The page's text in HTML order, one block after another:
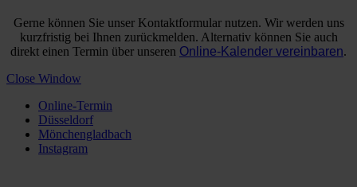
Gerne können Sie unser Kontaktformular nutzen. Wir werden uns
kurzfristig bei Ihnen zurückmelden. Alternativ können Sie auch
direkt einen Termin über unseren Online-Kalender vereinbaren.
Close Window
Online-Termin
Düsseldorf
Mönchengladbach
Instagram